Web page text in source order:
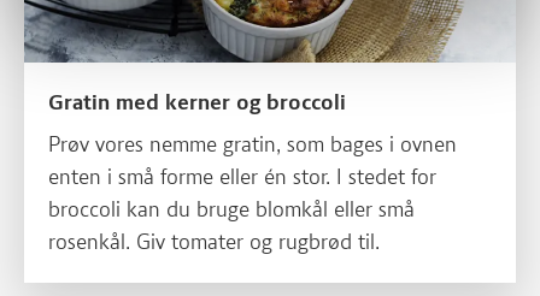
Gratin med kerner og broccoli
Prøv vores nemme gratin, som bages i ovnen
enten i små forme eller én stor. I stedet for
broccoli kan du bruge blomkål eller små
rosenkål. Giv tomater og rugbrød til.